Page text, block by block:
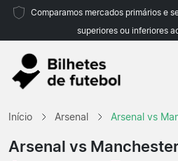
Comparamos mercados primários e
superiores ou inferiores
Início Arsenal Arsenal vs
Arsenal vs